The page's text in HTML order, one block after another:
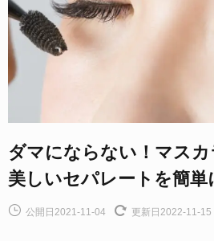
ダマにならない！マスカ
美しいセパレートを簡単
公開日2021-11-04 更新日2022-11-15